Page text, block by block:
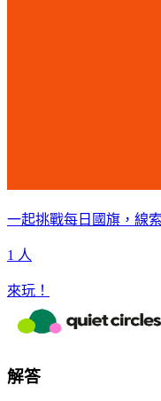
一起挑戰每日國旗，線
1 人
來玩！
解答